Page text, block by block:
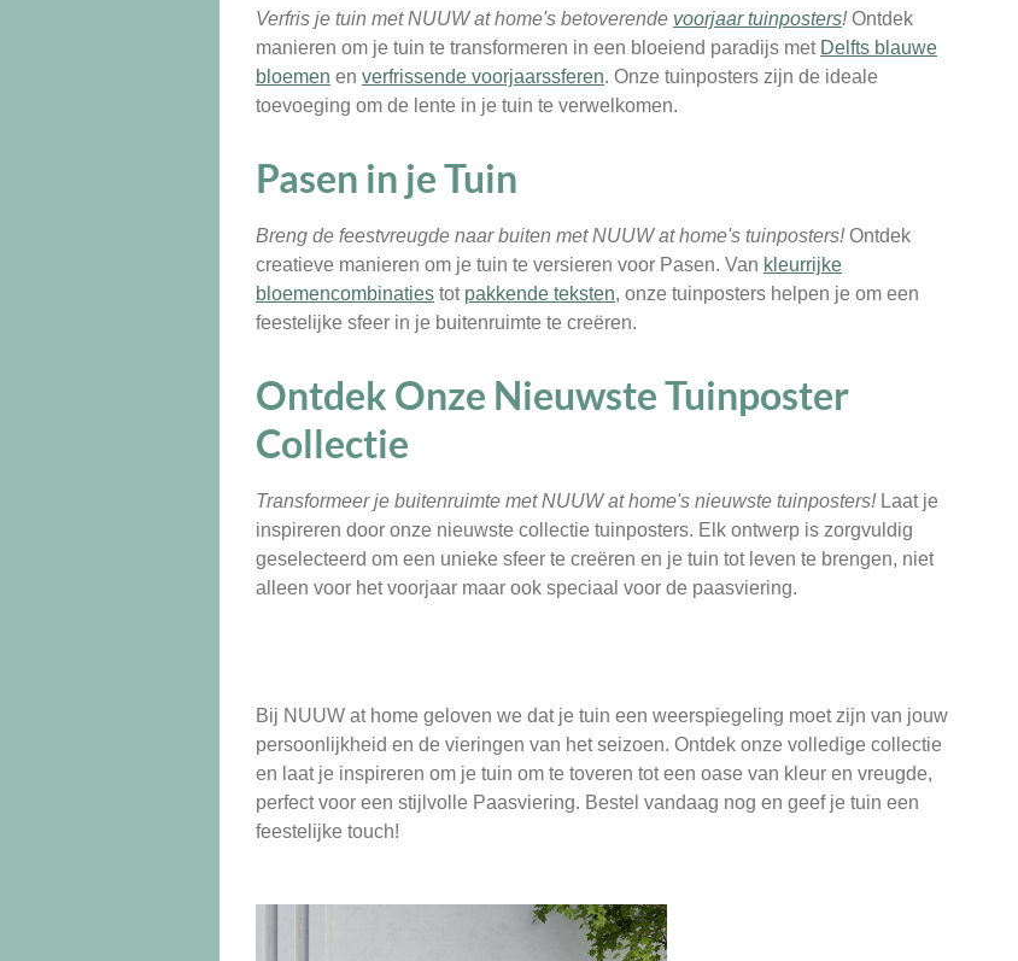
Verfris je tuin met NUUW at home's betoverende voorjaar tuinposters!Ontdek
manieren om je tuin te transformeren in een bloeiend paradijs met Delfts blauwe
bloemen en verfrissende voorjaarssferen. Onze tuinposters zijn de ideale
toevoeging om de lente in je tuin te verwelkomen.
Pasen in je Tuin
Breng de feestvreugde naar buiten met NUUW at home's tuinposters!Ontdek
creatieve manieren om je tuin te versieren voor Pasen. Van kleurrijke
bloemencombinaties tot pakkende teksten, onze tuinposters helpen je om een
feestelijke sfeer in je buitenruimte te creëren.
Ontdek Onze Nieuwste Tuinposter
Collectie
Transformeer je buitenruimte met NUUW at home's nieuwste tuinposters!Laat je
inspireren door onze nieuwste collectie tuinposters. Elk ontwerp is zorgvuldig
geselecteerd om een unieke sfeer te creëren en je tuin tot leven te brengen, niet
alleen voor het voorjaar maar ook speciaal voor de paasviering.
Bij NUUW at home geloven we dat je tuin een weerspiegeling moet zijn van jouw
persoonlijkheid en de vieringen van het seizoen. Ontdek onze volledige collectie
en laat je inspireren om je tuin om te toveren tot een oase van kleur en vreugde,
perfect voor een stijlvolle Paasviering. Bestel vandaag nog en geef je tuin een
feestelijke touch!